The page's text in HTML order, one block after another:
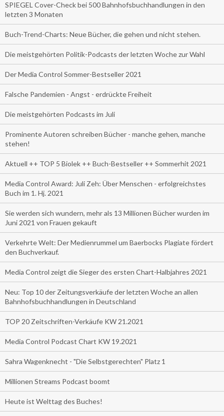
SPIEGEL Cover-Check bei 500 Bahnhofsbuchhandlungen in den
letzten 3 Monaten
Buch-Trend-Charts: Neue Bücher, die gehen und nicht stehen.
Die meistgehörten Politik-Podcasts der letzten Woche zur Wahl
Der Media Control Sommer-Bestseller 2021
Falsche Pandemien - Angst - erdrückte Freiheit
Die meistgehörten Podcasts im Juli
Prominente Autoren schreiben Bücher - manche gehen, manche
stehen!
Aktuell ++ TOP 5 Biolek ++ Buch-Bestseller ++ Sommerhit 2021
Media Control Award: Juli Zeh: Über Menschen - erfolgreichstes
Buch im 1. Hj. 2021
Sie werden sich wundern, mehr als 13 Millionen Bücher wurden im
Juni 2021 von Frauen gekauft
Verkehrte Welt: Der Medienrummel um Baerbocks Plagiate fördert
den Buchverkauf.
Media Control zeigt die Sieger des ersten Chart-Halbjahres 2021
Neu: Top 10 der Zeitungsverkäufe der letzten Woche an allen
Bahnhofsbuchhandlungen in Deutschland
TOP 20 Zeitschriften-Verkäufe KW 21.2021
Media Control Podcast Chart KW 19.2021
Sahra Wagenknecht - "Die Selbstgerechten" Platz 1
Millionen Streams Podcast boomt
Heute ist Welttag des Buches!